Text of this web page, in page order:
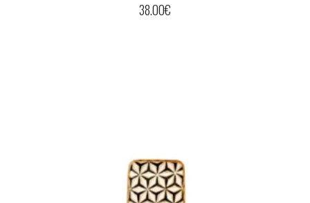
38.00€